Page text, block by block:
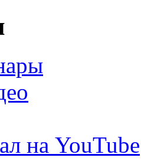
на YouTube